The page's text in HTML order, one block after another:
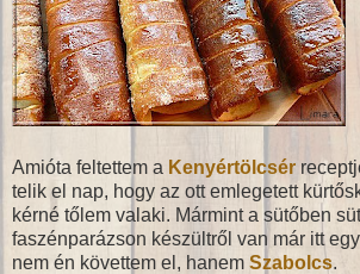
Amióta feltettem a Kenyértölcsér
telik el nap, hogy az ott emlegetett
kérné tőlem valaki. Mármint a sütőben
faszénparázson készültről van már itt
nem én követtem el, hanem Szabolcs.